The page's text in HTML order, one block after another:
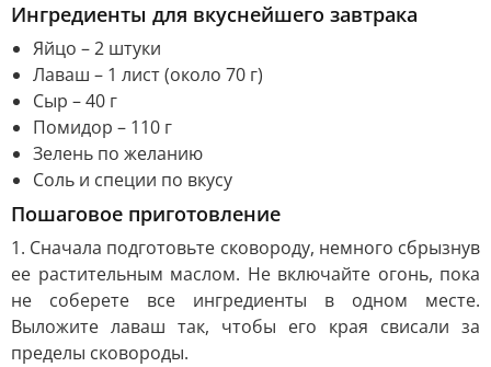
Ингредиенты для вкуснейшего завтрака
Яйцо – 2 штуки
Лаваш – 1 лист (около 70 г)
Сыр – 40 г
Помидор – 110 г
Зелень по желанию
Соль и специи по вкусу
Пошаговое приготовление
1. Сначала подготовьте сковороду, немного сбрызнув
ее растительным маслом. Не включайте огонь, пока
не соберете все ингредиенты в одном месте.
Выложите лаваш так, чтобы его края свисали за
пределы сковороды.